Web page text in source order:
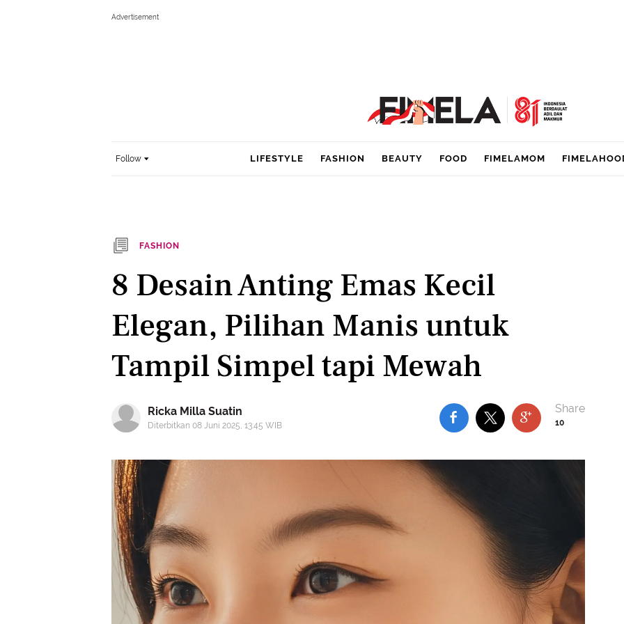
Follow LIFESTYLE FASHION BEAUTY FOOD FIMELAMOM
FASHION
8 Desain Anting Emas Kecil
Elegan, Pilihan Manis untuk
Tampil Simpel tapi Mewah
Ricka Milla Suatin
Diterbitkan 08 Juni 2025, 13:45 WIB 10